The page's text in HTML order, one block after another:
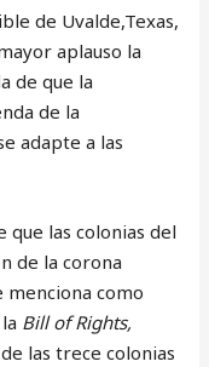
de Uvalde,Texas,
aplauso la
de que la
de la
adapte a las
que las colonias del
de la corona
menciona como
Bill of Rights,
las trece colonias